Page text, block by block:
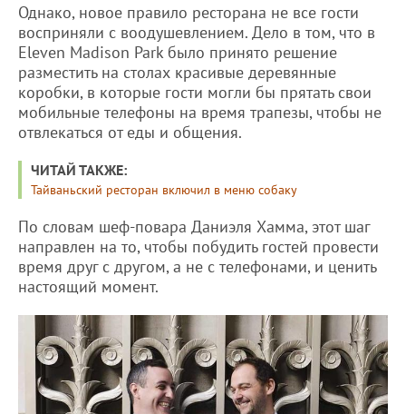
Однако, новое правило ресторана не все гости
восприняли с воодушевлением. Дело в том, что в
Eleven Madison Park было принято решение
разместить на столах красивые деревянные
коробки, в которые гости могли бы прятать свои
мобильные телефоны на время трапезы, чтобы не
отвлекаться от еды и общения.
ЧИТАЙ ТАКЖЕ:
Тайваньский ресторан включил в меню собаку
По словам шеф-повара Даниэля Хамма, этот шаг
направлен на то, чтобы побудить гостей провести
время друг с другом, а не с телефонами, и ценить
настоящий момент.